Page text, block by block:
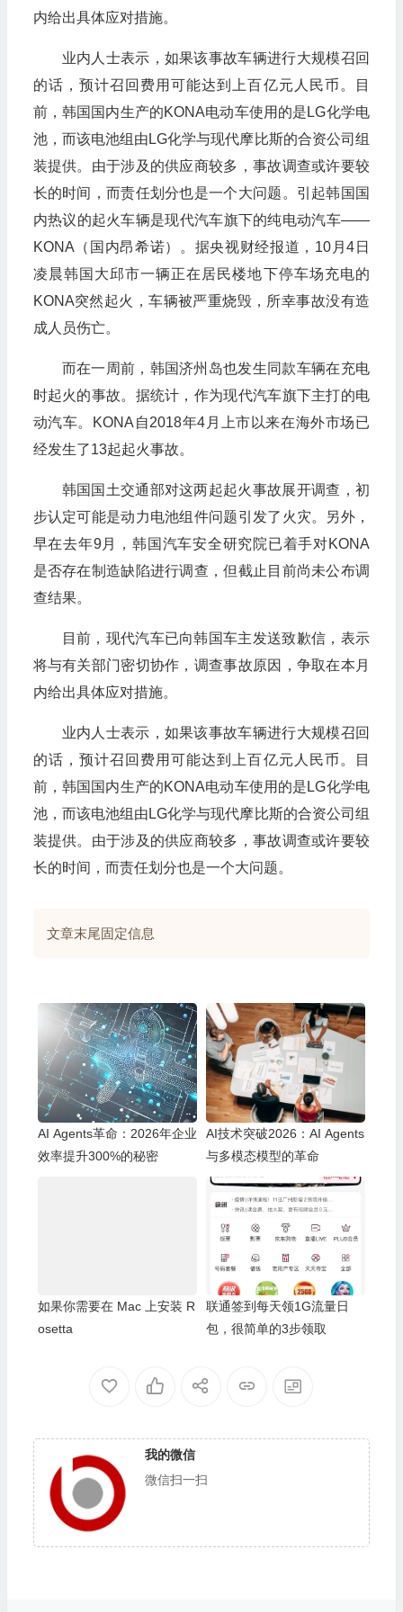
内给出具体应对措施。
业内人士表示，如果该事故车辆进行大规模召回
的话，预计召回费用可能达到上百亿元人民币。目
前，韩国国内生产的KONA电动车使用的是 LG化学电
池，而该电池组由 LG化学与现代摩比斯的合资公司组
装提供。由于涉及的供应商较多，事故调查或许要较
长的时间，而责任划分也是一个大问题。引起韩国国
内热议的起火车辆是现代汽车旗下的纯电动汽车——
KONA （国内昂希诺）。据央视财经报道， 10月4 日
凌晨韩国大邱市一辆正在居民楼地下停车场充电的
KONA突然起火，车辆被严重烧毁，所幸事故没有造
成人员伤亡。
而在一周前，韩国济州岛也发生同款车辆在充电
时起火的事故。据统计，作为现代汽车旗下主打的电
动汽车。
KONA 自2018年4 月上市以来在海外市场已
经发生了13起起火事故。
韩国国土交通部对这两起起火事故展开调查，初
步认定可能是动力电池组件问题引发了火灾。另外，
早在去年9月，韩国汽车安全研究院已着手对KONA
是否存在制造缺陷进行调查，但截止目前尚未公布调
查结果。
目前，现代汽车已向韩国车主发送致歉信，表示
将与有关部门密切协作，调查事故原因，争取在本月
内给出具体应对措施。
业内人士表示，如果该事故车辆进行大规模召回
的话，预计召回费用可能达到上百亿元人民币。目
前，韩国国内生产的KONA电动车使用的是 LG化学电
池，而该电池组由 LG化学与现代摩比斯的合资公司组
装提供。由于涉及的供应商较多，事故调查或许要较
长的时间，而责任划分也是一个大问题。
文章末尾固定信息
AI Agents革命：2026年企业
效率提升300%的秘密
AI技术突破2026：AI Agents
与多模态模型的革命
如果你需要在 Mac 上安装 R
osetta
联通签到每天领1G流量日
包，很简单的3步领取
我的微信
微信扫一扫